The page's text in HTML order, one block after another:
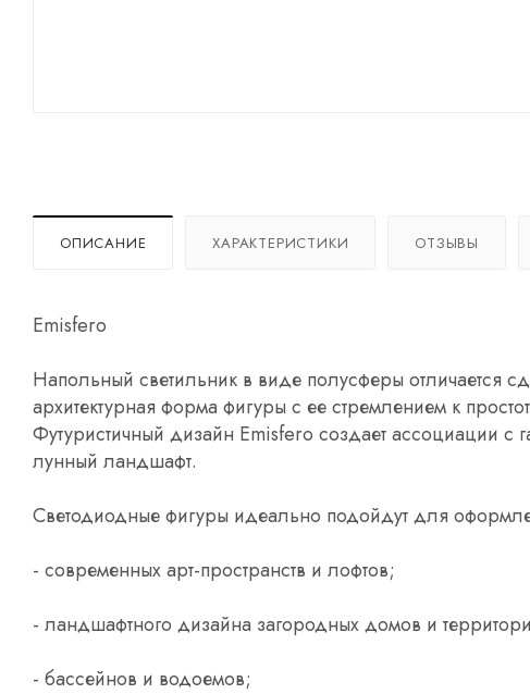
ОПИСАНИЕ ХАРАКТЕРИСТИКИ ОТЗЫВЫ
Emisfero
Напольный светильник в виде полусферы
архитектурная форма фигуры с ее стремлением к
Футуристичный дизайн Emisfero создает ассоциации с
лунный ландшафт.
Светодиодные фигуры идеально подойдут для
- современных арт-пространств и лофтов;
- ландшафтного дизайна загородных домов и
- бассейнов и водоемов;